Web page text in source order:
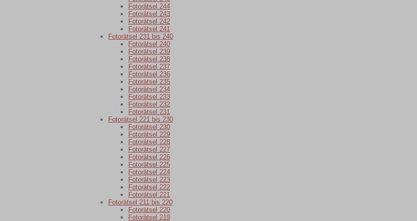
Fotorätsel 244
Fotorätsel 243
Fotorätsel 242
Fotorätsel 241
Fotorätsel 231 bis 240
Fotorätsel 240
Fotorätsel 239
Fotorätsel 238
Fotorätsel 237
Fotorätsel 236
Fotorätsel 235
Fotorätsel 234
Fotorätsel 233
Fotorätsel 232
Fotorätsel 231
Fotorätsel 221 bis 230
Fotorätsel 230
Fotorätsel 229
Fotorätsel 228
Fotorätsel 227
Fotorätsel 226
Fotorätsel 225
Fotorätsel 224
Fotorätsel 223
Fotorätsel 222
Fotorätsel 221
Fotorätsel 211 bis 220
Fotorätsel 220
Fotorätsel 219